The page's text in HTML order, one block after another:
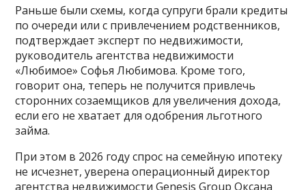
Раньше были схемы, когда супруги брали кредиты
по очереди или с привлечением родственников,
подтверждает эксперт по недвижимости,
руководитель агентства недвижимости
«Любимое» Софья Любимова. Кроме того,
говорит она, теперь не получится привлечь
сторонних созаемщиков для увеличения дохода,
если его не хватает для одобрения льготного
займа.
При этом в 2026 году спрос на семейную ипотеку
не исчезнет, уверена операционный директор
агентства недвижимости Genesis Group Оксана